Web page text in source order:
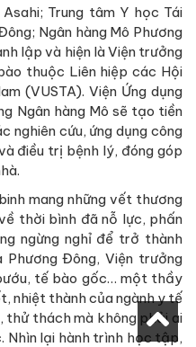
Trung tâm Y học Tái
Ngân hàng Mô Phương
lập và hiện là Viện trưởng
thuộc Liên hiệp các Hội
(VUSTA). Viện Ứng dụng
Ngân hàng Mô sẽ tạo tiền
nghiên cứu, ứng dụng công
điều trị bệnh lý, đóng góp
mang những vết thương
thời bình đã nỗ lực, phấn
ngừng nghỉ để trở thành
Đông, Viện trưởng
tế bào gốc… một thầy
nhiệt thành của ngành y tế
thử thách mà không phải ai
Nhìn lại hành trình học tập,